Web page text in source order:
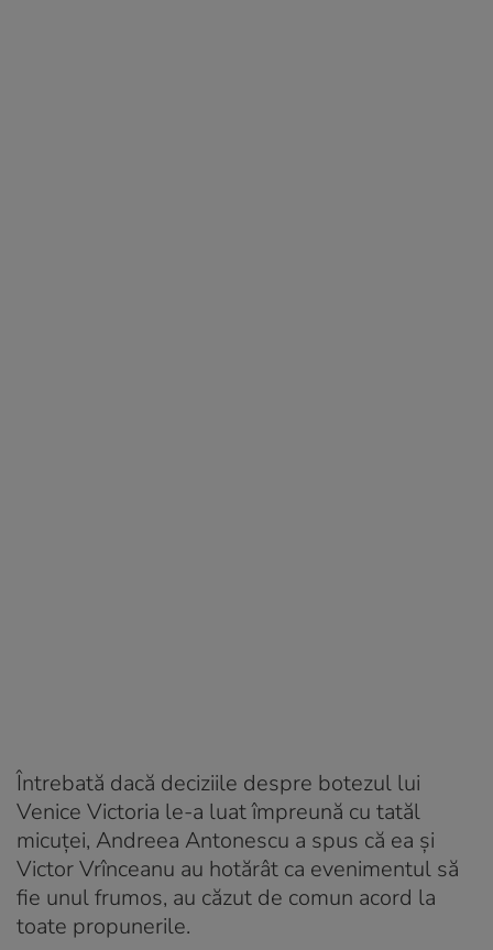
Întrebată dacă deciziile despre botezul lui
Venice Victoria le-a luat împreună cu tatăl
micuței, Andreea Antonescu a spus că ea și
Victor Vrînceanu au hotărât ca evenimentul să
fie unul frumos, au căzut de comun acord la
toate propunerile.